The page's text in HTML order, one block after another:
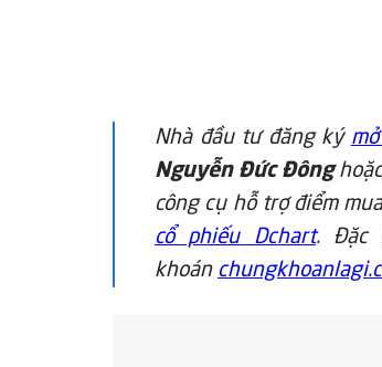
Nhà đầu tư đăng ký
Nguyễn Đức Đông
công cụ hỗ trợ điểm
cổ phiếu Dchart. Đặc
khoán